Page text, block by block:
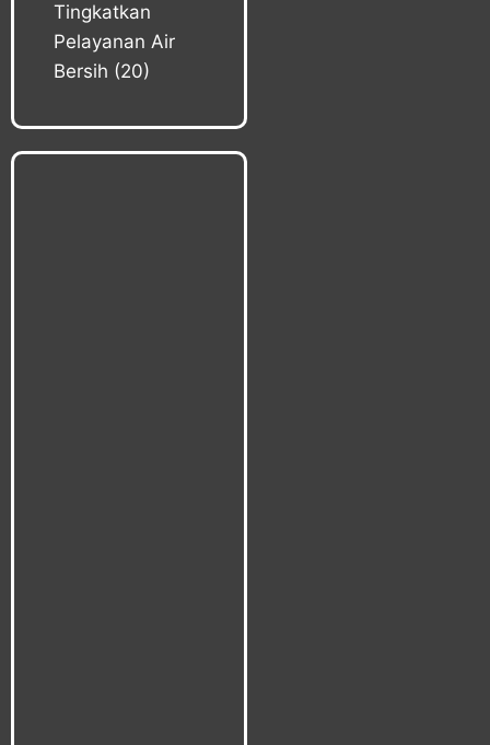
Tingkatkan
Pelayanan Air
Bersih (20)